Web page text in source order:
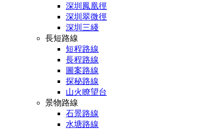
深圳鳳凰徑
深圳翠微徑
深圳三綫
長短路線
短程路線
長程路線
圖案路線
探秘路線
山火瞭望台
景物路線
石景路線
水塘路線